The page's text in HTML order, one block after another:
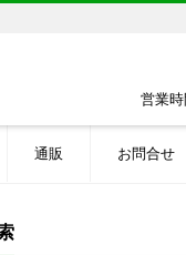
営業時
通販 お問合せ